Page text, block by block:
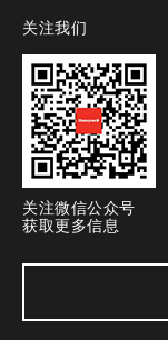
toggle view
关注我们
关注微信公众号
获取更多信息